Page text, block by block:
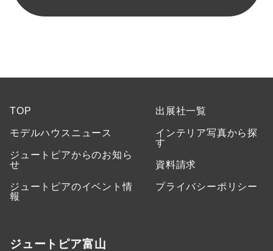
TOP
モデルハウスニュース
ジュートピアからのお知ら
せ
ジュートピアのイベント情
報
出展社一覧
インテリア写真から探
す
資料請求
プライバシーポリシー
ジュートピア富山